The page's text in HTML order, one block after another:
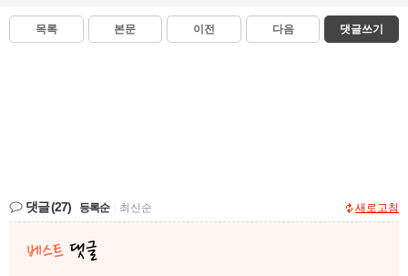
목록 본문 이전 다음 댓글쓰기
댓글(27) 등록순 최신순 새로고침